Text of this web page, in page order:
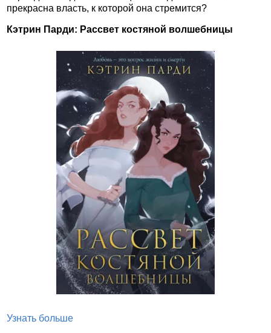
прекрасна власть, к которой она стремится?
Кэтрин Парди: Рассвет костяной волшебницы
Узнать больше